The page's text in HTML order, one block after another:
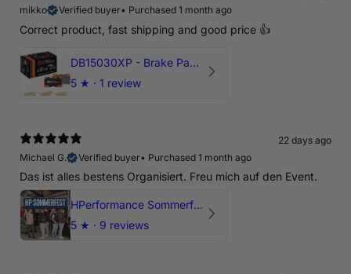
mikko
Verified buyer• Purchased 1 month ago
Correct product, fast shipping and good price 👍
DB15030XP - Brake Pads Xtreme Performance | Front Axle
5 ★ · 1 review
22 days ago
Michael G.
Verified buyer• Purchased 1 month ago
Das ist alles bestens Organisiert. Freu mich auf den Event.
HPerformance Sommerfest 2026
5 ★ · 9 reviews